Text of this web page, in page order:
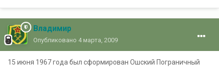
Владимир
Опубликовано 4 марта, 2009
15 июня 1967 года был сформирован Ошский Пограничный